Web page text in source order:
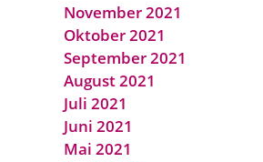
November 2021
Oktober 2021
September 2021
August 2021
Juli 2021
Juni 2021
Mai 2021